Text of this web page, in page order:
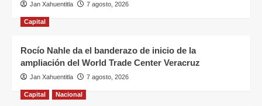
Jan Xahuentitla 7 agosto, 2026
Capital
Rocío Nahle da el banderazo de inicio de la
ampliación del World Trade Center Veracruz
Jan Xahuentitla 7 agosto, 2026
Capital Nacional